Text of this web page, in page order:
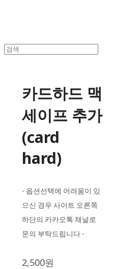
카드하드 맥
세이프 추가
(card
hard)
- 옵션선택에 어려움이 있
으신 경우 사이트 오른쪽
하단의 카카오톡 채널로
문의 부탁드립니다 -
2,500원